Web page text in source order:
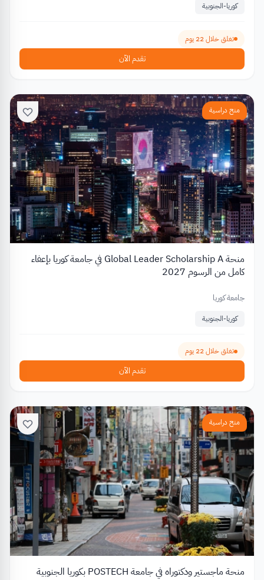
كوريا-الجنوبية
تغلق خلال 22 يوم
تقدم الآن
منح دراسية
منحة Global Leader Scholarship A في جامعة كوريا بإعفاء
كامل من الرسوم 2027
جامعة كوريا
كوريا-الجنوبية
تغلق خلال 22 يوم
تقدم الآن
منح دراسية
منحة ماجستير ودكتوراه في جامعة POSTECH بكوريا الجنوبية